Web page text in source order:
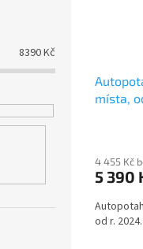
8390Kč
místa,
4 455 Kč
5 390
od r. 2024.